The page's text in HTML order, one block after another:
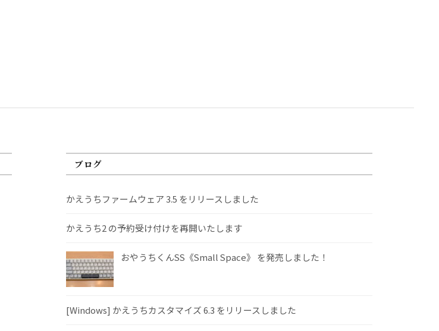
ブログ
かえうちファームウェア 3.5 をリリースしました
かえうち2 の予約受け付けを再開いたします
おやうちくんSS《Small Space》 を発売しました！
[Windows] かえうちカスタマイズ 6.3 をリリースしました